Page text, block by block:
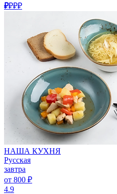
₽₽₽₽
НАША КУХНЯ
Русская
завтра
от 800 ₽
4.9